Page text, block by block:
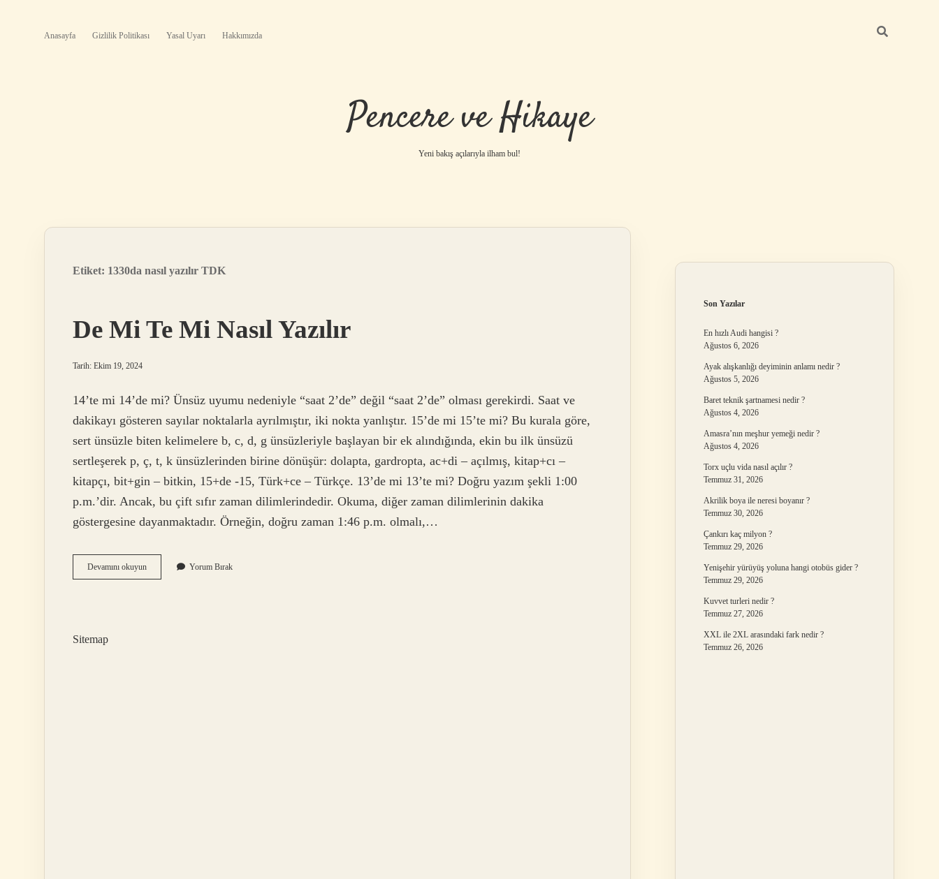
Anasayfa Gizlilik Politikası Yasal Uyarı Hakkımızda
Pencere ve Hikaye
Yeni bakış açılarıyla ilham bul!
Etiket: 1330da nasıl yazılır TDK
De Mi Te Mi Nasıl Yazılır
Tarih: Ekim 19, 2024
14’te mi 14’de mi? Ünsüz uyumu nedeniyle “saat 2’de” değil “saat 2’de” olması gerekirdi. Saat ve
dakikayı gösteren sayılar noktalarla ayrılmıştır, iki nokta yanlıştır. 15’de mi 15’te mi? Bu kurala göre,
sert ünsüzle biten kelimelere b, c, d, g ünsüzleriyle başlayan bir ek alındığında, ekin bu ilk ünsüzü
sertleşerek p, ç, t, k ünsüzlerinden birine dönüşür: dolapta, gardropta, ac+di – açılmış, kitap+cı –
kitapçı, bit+gin – bitkin, 15+de -15, Türk+ce – Türkçe. 13’de mi 13’te mi? Doğru yazım şekli 1:00
p.m.’dir. Ancak, bu çift sıfır zaman dilimlerindedir. Okuma, diğer zaman dilimlerinin dakika
göstergesine dayanmaktadır. Örneğin, doğru zaman 1:46 p.m. olmalı,…
Devamını okuyunDe
Mi
Yorum Bırak
Sitemap
Son Yazılar
En hızlı Audi hangisi ?
Ağustos 6, 2026
Ayak alışkanlığı deyiminin anlamı nedir ?
Ağustos 5, 2026
Baret teknik şartnamesi nedir ?
Ağustos 4, 2026
Amasra’nın meşhur yemeği nedir ?
Ağustos 4, 2026
Torx uçlu vida nasıl açılır ?
Temmuz 31, 2026
Akrilik boya ile neresi boyanır ?
Temmuz 30, 2026
Çankırı kaç milyon ?
Temmuz 29, 2026
Yenişehir yürüyüş yoluna hangi otobüs gider ?
Temmuz 29, 2026
Kuvvet turleri nedir ?
Temmuz 27, 2026
XXL ile 2XL arasındaki fark nedir ?
Temmuz 26, 2026